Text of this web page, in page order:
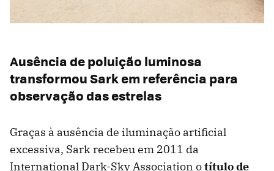
Ausência de poluição luminosa
transformou Sark em referência para
observação das estrelas
Graças à ausência de iluminação artificial
excessiva, Sark recebeu em 2011 da
International Dark-Sky Association otítulo de